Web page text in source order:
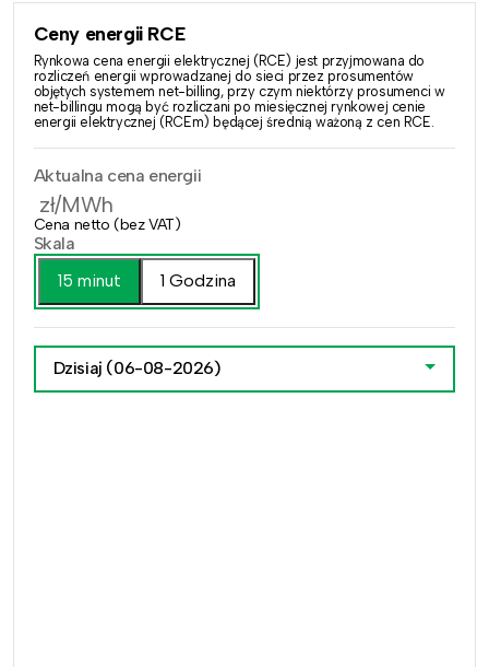
Ceny energii RCE
Rynkowa cena energii elektrycznej (RCE) jest przyjmowana do
rozliczeń energii wprowadzanej do sieci przez prosumentów
objętych systemem net-billing, przy czym niektórzy prosumenci w
net-billingu mogą być rozliczani po miesięcznej rynkowej cenie
energii elektrycznej (RCEm) będącej średnią ważoną z cen RCE.
Aktualna cena energii
zł/MWh
Cena netto (bez VAT)
Skala
15 minut
1 Godzina
Dzisiaj (06-08-2026)